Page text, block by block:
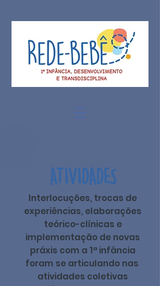
ATIVIDADES
Interlocuções, trocas de
experiências, elaborações
teórico-clínicas e
implementação de novas
práxis com a 1ª infância
foram se articulando nas
atividades coletivas